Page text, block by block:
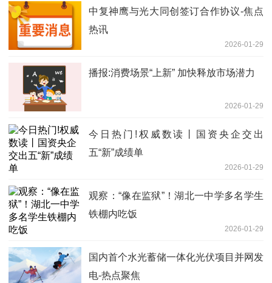
中复神鹰与光大同创签订合作协议-焦点
热讯
2026-01-29
播报:消费场景“上新” 加快释放市场潜力
2026-01-29
今日热门!权威数读丨国资央企交出
五“新”成绩单
2026-01-29
观察：“像在监狱”！湖北一中学多名学生
铁棚内吃饭
2026-01-29
国内首个水光蓄储一体化光伏项目并网发
电-热点聚焦